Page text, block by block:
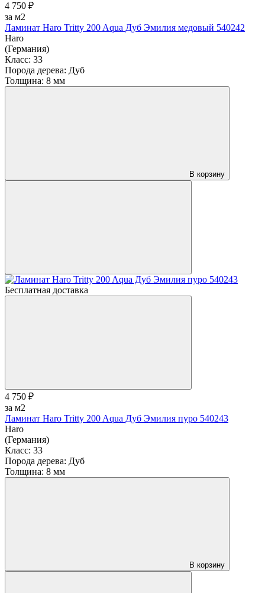
4 750 ₽
за м2
Ламинат Haro Tritty 200 Aqua Дуб Эмилия медовый 540242
Haro
(Германия)
Класс: 33
Порода дерева: Дуб
Толщина: 8 мм
В корзину
Бесплатная доставка
4 750 ₽
за м2
Ламинат Haro Tritty 200 Aqua Дуб Эмилия пуро 540243
Haro
(Германия)
Класс: 33
Порода дерева: Дуб
Толщина: 8 мм
В корзину